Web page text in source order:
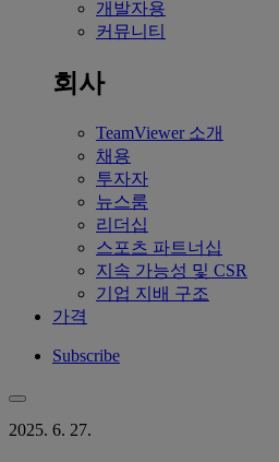
개발자용
커뮤니티
회사
TeamViewer 소개
채용
투자자
뉴스룸
리더십
스포츠 파트너십
지속 가능성 및 CSR
기업 지배 구조
가격
Subscribe
2025. 6. 27.